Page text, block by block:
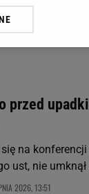
przed
na
ust, nie
2026, 13:51
na
narzędzie do
” w stopce
możemy
lub dostęp
Lista Zaufanych